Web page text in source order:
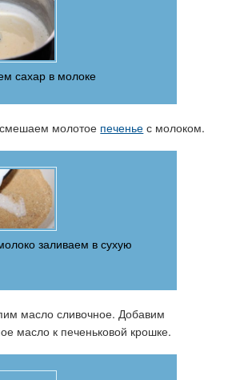
сахар в молоке
молотое печенье с молоком.
заливаем в сухую
масло сливочное. Добавим
масло к печеньковой крошке.